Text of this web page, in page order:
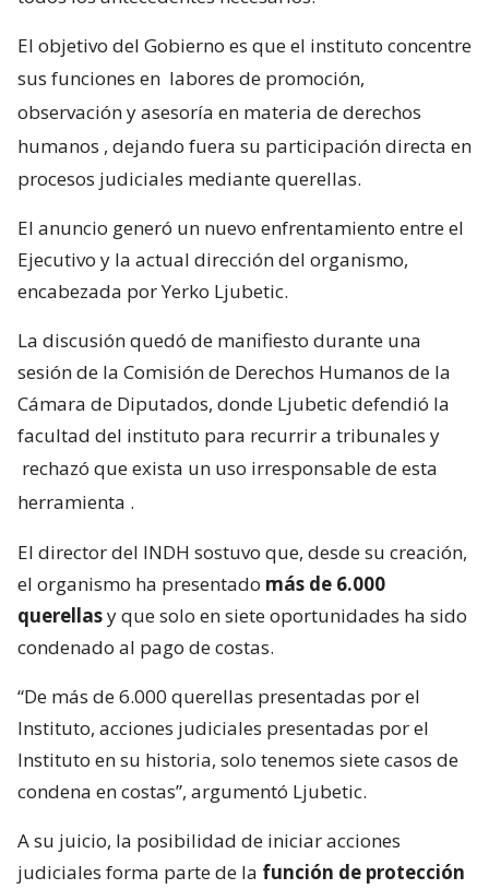
El objetivo del Gobierno es que el instituto concentre
sus funciones en labores de promoción,
observación y asesoría en materia de derechos
humanos , dejando fuera su participación directa en
procesos judiciales mediante querellas.
El anuncio generó un nuevo enfrentamiento entre el
Ejecutivo y la actual dirección del organismo,
encabezada por Yerko Ljubetic.
La discusión quedó de manifiesto durante una
sesión de la Comisión de Derechos Humanos de la
Cámara de Diputados, donde Ljubetic defendió la
facultad del instituto para recurrir a tribunales y
rechazó que exista un uso irresponsable de esta
herramienta .
El director del INDH sostuvo que, desde su creación,
el organismo ha presentado más de 6.000
querellasy que solo en siete oportunidades ha sido
condenado al pago de costas.
“De más de 6.000 querellas presentadas por el
Instituto, acciones judiciales presentadas por el
Instituto en su historia, solo tenemos siete casos de
condena en costas”, argumentó Ljubetic.
A su juicio, la posibilidad de iniciar acciones
judiciales forma parte de la función de protección